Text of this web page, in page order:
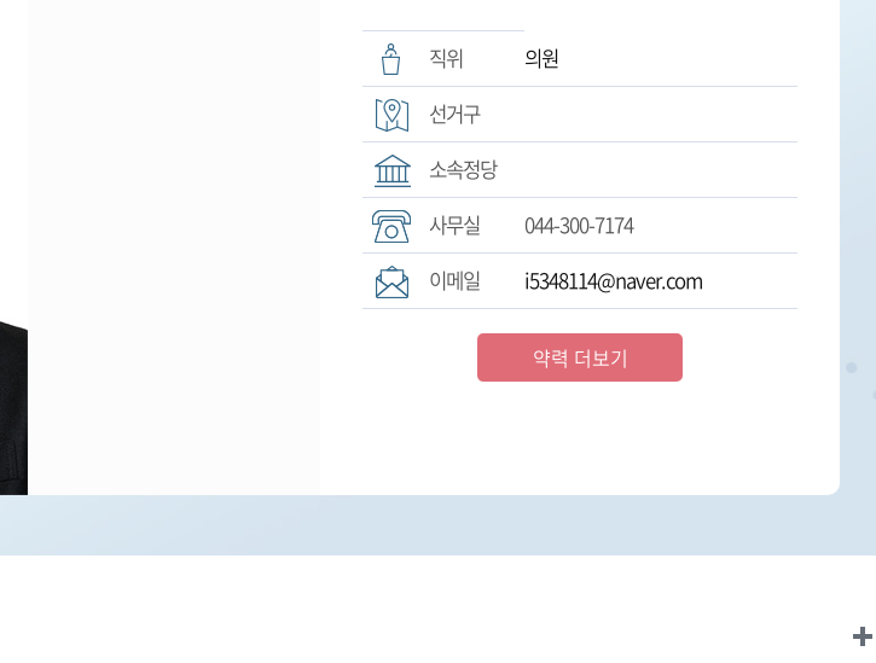
직위
의원
선거구
소속정당
사무실
044-300-7174
이메일
i5348114@naver.com
약력 더보기